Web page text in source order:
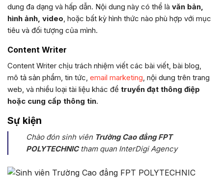
dung đa dạng và hấp dẫn. Nội dung này có thể là văn bản,
hình ảnh, video, hoặc bất kỳ hình thức nào phù hợp với mục
tiêu và đối tượng của mình.
Content Writer
Content Writer chịu trách nhiệm viết các bài viết, bài blog,
mô tả sản phẩm, tin tức, email marketing, nội dung trên trang
web, và nhiều loại tài liệu khác để truyền đạt thông điệp
hoặc cung cấp thông tin.
Sự kiện
Chào đón sinh viên Trường Cao đẳng FPT
POLYTECHNICtham quan InterDigi Agency